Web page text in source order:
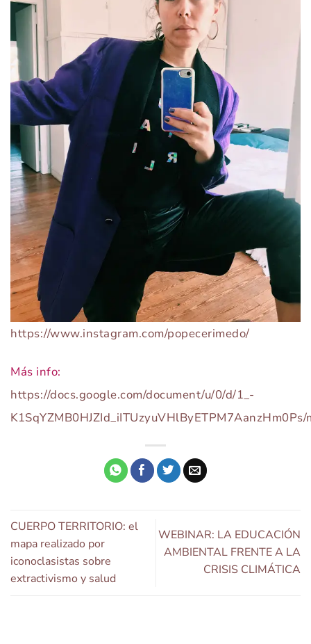
https://www.instagram.com/popecerimedo/
Más info:
https://docs.google.com/document/u/0/d/1_-
CUERPO TERRITORIO: el
mapa realizado por
iconoclasistas sobre
extractivismo y salud
WEBINAR: LA EDUCACIÓN
AMBIENTAL FRENTE A LA
CRISIS CLIMÁTICA